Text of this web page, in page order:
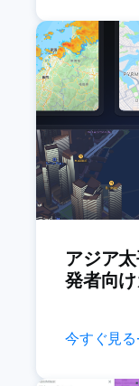
アジア
発者向
今すぐ見る